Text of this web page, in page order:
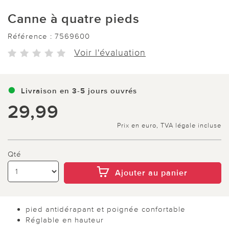
Canne à quatre pieds
Référence : 7569600
Voir l'évaluation
Livraison en 3-5 jours ouvrés
29,99
Prix en euro, TVA légale incluse
Qté
Ajouter au panier
pied antidérapant et poignée confortable
Réglable en hauteur